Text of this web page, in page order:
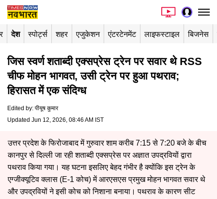
देश स्पोर्ट्स शहर एजुकेशन एंटरटेनमेंट लाइफस्टाइल बिजनेस
जिस स्वर्ण शताब्दी एक्सप्रेस ट्रेन पर सवार थे RSS
चीफ मोहन भागवत, उसी ट्रेन पर हुआ पथराव;
हिरासत में एक संदिग्ध
Edited by: पीयूष कुमार
Updated Jun 12, 2026, 08:46 AM IST
उत्तर प्रदेश के फिरोजाबाद में गुरुवार शाम करीब 7:15 से 7:20 बजे के बीच
कानपुर से दिल्ली जा रही शताब्दी एक्सप्रेस पर अज्ञात उपद्रवियों द्वारा
पथराव किया गया। यह घटना इसलिए बेहद गंभीर है क्योंकि इस ट्रेन के
एग्जीक्यूटिव क्लास (E-1 कोच) में आरएसएस प्रमुख मोहन भागवत सवार थे
और उपद्रवियों ने इसी कोच को निशाना बनाया। पथराव के कारण सीट